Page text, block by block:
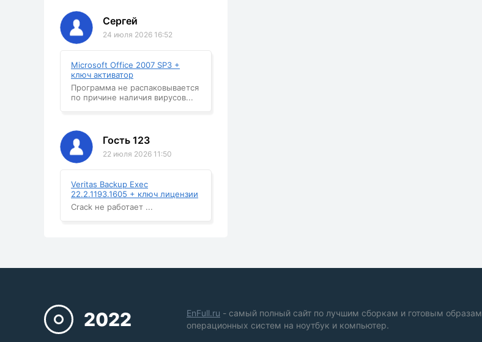
Сергей
24 июля 2026 16:52
Microsoft Office 2007 SP3 +
ключ активатор
Программа не распаковывается
по причине наличия вирусов...
Гость 123
22 июля 2026 11:50
Veritas Backup Exec
22.2.1193.1605 + ключ лицензии
Crack не работает ...
2022 EnFull.ru - самый полный сайт по лучшим сборкам и готовым образам
операционных систем на ноутбук и компьютер.